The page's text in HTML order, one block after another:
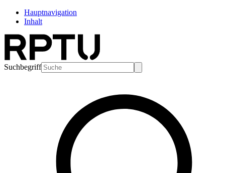
Hauptnavigation
Inhalt
Suchbegriff